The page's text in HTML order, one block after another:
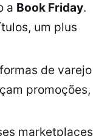
a Book Friday.
um plus
de varejo
promoções,
marketplaces